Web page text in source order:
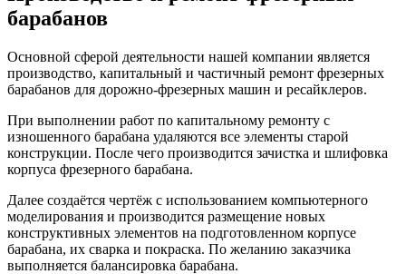
барабанов
Основной сферой деятельности нашей компании является
производство, капитальный и частичный ремонт фрезерных
барабанов для дорожно-фрезерных машин и ресайклеров.
При выполнении работ по капитальному ремонту с
изношенного барабана удаляются все элементы старой
конструкции. После чего производится зачистка и шлифовка
корпуса фрезерного барабана.
Далее создаётся чертёж с использованием компьютерного
моделирования и производится размещение новых
конструктивных элементов на подготовленном корпусе
барабана, их сварка и покраска. По желанию заказчика
выполняется балансировка барабана.